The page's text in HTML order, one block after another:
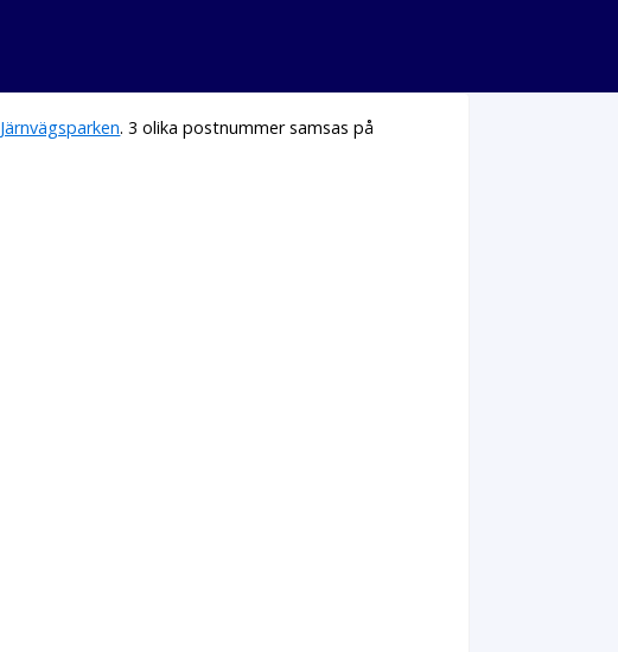
Järnvägsparken. 3 olika postnummer samsas på